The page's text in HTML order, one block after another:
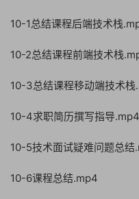
10-1总结课程后端技术栈
10-2总结课程前端技术栈
10-3总结课程移动端技术栈
10-4求职简历撰写指导.mp4
10-5技术面试疑难问题总结
10-6课程总结.mp4